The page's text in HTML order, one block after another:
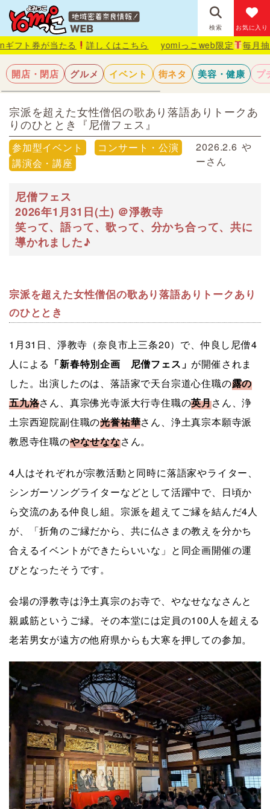
検索 お気に入り
詳しくはこちら yomiっこweb限定 毎月抽選で1名様に
開店・閉店 グルメ イベント 街ネタ 美容・健康 プ
宗派を超えた女性僧侶の歌あり落語ありトークあ
りのひととき『尼僧フェス』
参加型イベント
コンサート・公演
講演会・講座
2026.2.6 や
ーさん
尼僧フェス
2026年1月31日(土) ＠淨教寺
笑って、語って、歌って、分かち合って、共に
導かれました♪
宗派を超えた女性僧侶の歌あり落語ありトークあり
のひととき
1月31日、淨教寺（奈良市上三条20）で、仲良し尼僧4
人による 「新春特別企画 尼僧フェス」 が開催されま
した。出演したのは、落語家で天台宗道心住職の露の
五九洛さん、真宗佛光寺派大行寺住職の英月さん、浄
土宗西迎院副住職の光誉祐華さん、浄土真宗本願寺派
教恩寺住職のやなせななさん。
4人はそれぞれが宗教活動と同時に落語家やライター、
シンガーソングライターなどとして活躍中で、日頃か
ら交流のある仲良し組。宗派を超えてご縁を結んだ4人
が、「折角のご縁だから、共に仏さまの教えを分かち
合えるイベントができたらいいな」と同企画開催の運
びとなったそうです。
会場の淨教寺は浄土真宗のお寺で、やなせななさんと
親戚筋というご縁。その本堂には定員の100人を超える
老若男女が遠方の他府県からも大寒を押しての参加。